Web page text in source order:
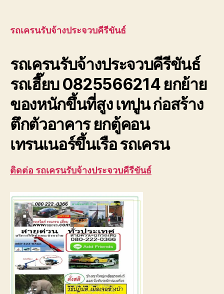
ของ
เทปูน
รถเครนรับจ้างประจวบคีรีขันธ์
รถเครนรับจ้างประจวบคีรีขันธ์
รถเฮี๊ยบ 0825566214 ยกย้าย
ของหนักขึ้นที่สูง เทปูน ก่อสร้าง
ตึกตัวอาคาร ยกตู้คอน
เทรนเนอร์ขึ้นเรือ รถเครน
ติดต่อ รถเครนรับจ้างประจวบคีรีขันธ์